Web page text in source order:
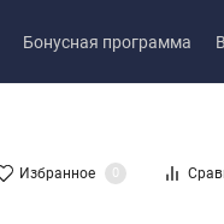
Бонусная программа
Избранное 0